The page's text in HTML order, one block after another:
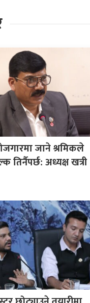
जाने श्रमिकले
तिर्नैपर्छ: अध्यक्ष खत्री